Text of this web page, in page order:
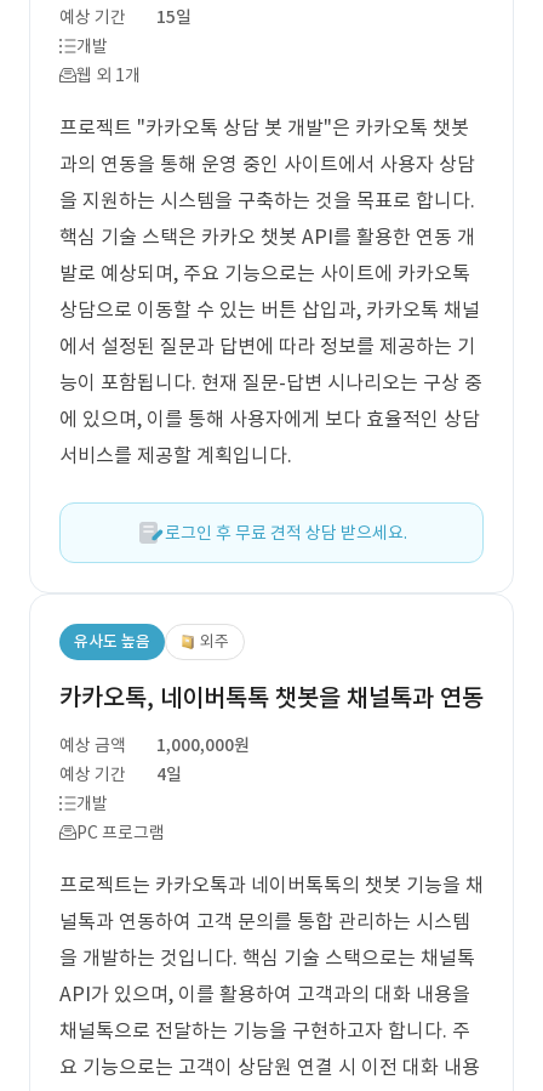
예상 기간
15일
개발
웹 외 1개
프로젝트 "카카오톡 상담 봇 개발"은 카카오톡 챗봇
과의 연동을 통해 운영 중인 사이트에서 사용자 상담
을 지원하는 시스템을 구축하는 것을 목표로 합니다.
핵심 기술 스택은 카카오 챗봇 API를 활용한 연동 개
발로 예상되며, 주요 기능으로는 사이트에 카카오톡
상담으로 이동할 수 있는 버튼 삽입과, 카카오톡 채널
에서 설정된 질문과 답변에 따라 정보를 제공하는 기
능이 포함됩니다. 현재 질문-답변 시나리오는 구상 중
에 있으며, 이를 통해 사용자에게 보다 효율적인 상담
서비스를 제공할 계획입니다.
로그인 후 무료 견적 상담 받으세요.
유사도 높음 외주
카카오톡, 네이버톡톡 챗봇을 채널톡과 연동
예상 금액
1,000,000원
예상 기간
4일
개발
PC 프로그램
프로젝트는 카카오톡과 네이버톡톡의 챗봇 기능을 채
널톡과 연동하여 고객 문의를 통합 관리하는 시스템
을 개발하는 것입니다. 핵심 기술 스택으로는 채널톡
API가 있으며, 이를 활용하여 고객과의 대화 내용을
채널톡으로 전달하는 기능을 구현하고자 합니다. 주
요 기능으로는 고객이 상담원 연결 시 이전 대화 내용